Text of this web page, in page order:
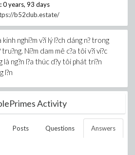
0 years, 93 days
b52club.estate/
nghi?m v?i lý l?ch dáng n? trong
Ni?m dam mê c?a tôi v?i vi?c
là ng?n l?a thúc d?y tôi phát tri?n
l?n
Activity
Posts Questions Answers